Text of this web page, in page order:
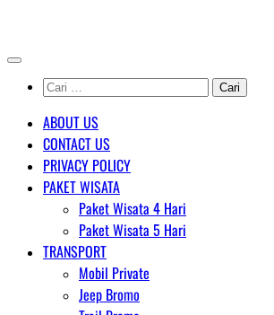
content
Cari
untuk:
ABOUT US
CONTACT US
PRIVACY POLICY
PAKET WISATA
Paket Wisata 4 Hari
Paket Wisata 5 Hari
TRANSPORT
Mobil Private
Jeep Bromo